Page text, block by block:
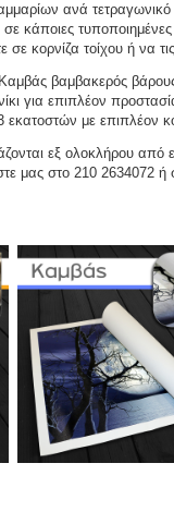
ανά
κάποιες
σε κορνίζα τοίχου ή να
Καμβάς βαμβακερός
για επιπλέον
εκατοστών με επιπλέον
εξ ολοκλήρου από
μας στο 210 2634072